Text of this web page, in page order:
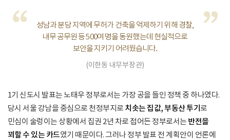
“
성남과 분당 지역에 무허가 건축을 억제하기 위해 경찰,
내무 공무원 등 500여 명을 동원했는데 현실적으로
보안을 지키기 어려웠습니다.
”
(이한동 내무부장관)
1기 신도시 발표는 노태우 정부로서는 가장 공을 들인 정책 중 하나였다.
당시 서울 강남을 중심으로 천정부지로
치솟는 집값, 부동산 투기로
민심이 술렁이는 상황에서 집권 2년 차로 접어든 정부로서는 반전을
꾀할 수 있는 카드였기 때문이다. 그러나 정부 발표 전 계획안이 언론에